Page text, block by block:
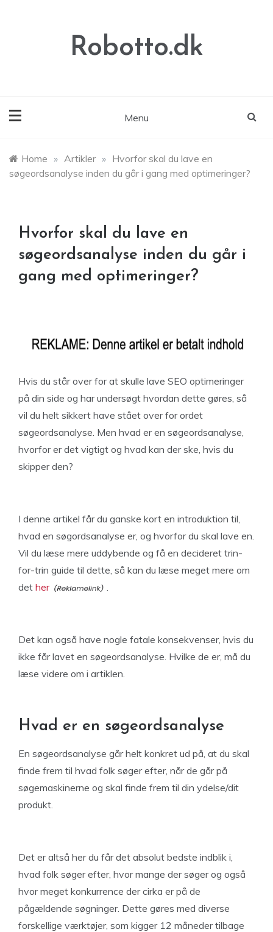
Robotto.dk
Menu
Home » Artikler » Hvorfor skal du lave en
søgeordsanalyse inden du går i gang med optimeringer?
Hvorfor skal du lave en
søgeordsanalyse inden du går i
gang med optimeringer?
Hvis du står over for at skulle lave SEO optimeringer
på din side og har undersøgt hvordan dette gøres, så
vil du helt sikkert have stået over for ordet
søgeordsanalyse. Men hvad er en søgeordsanalyse,
hvorfor er det vigtigt og hvad kan der ske, hvis du
skipper den?
I denne artikel får du ganske kort en introduktion til,
hvad en søgordsanalyse er, og hvorfor du skal lave en.
Vil du læse mere uddybende og få en decideret trin-
for-trin guide til dette, så kan du læse meget mere om
det her .
Det kan også have nogle fatale konsekvenser, hvis du
ikke får lavet en søgeordsanalyse. Hvilke de er, må du
læse videre om i artiklen.
Hvad er en søgeordsanalyse
En søgeordsanalyse går helt konkret ud på, at du skal
finde frem til hvad folk søger efter, når de går på
søgemaskinerne og skal finde frem til din ydelse/dit
produkt.
Det er altså her du får det absolut bedste indblik i,
hvad folk søger efter, hvor mange der søger og også
hvor meget konkurrence der cirka er på de
pågældende søgninger. Dette gøres med diverse
forskellige værktøjer, som kigger 12 måneder tilbage